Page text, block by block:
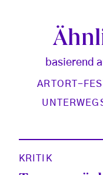
basierend
ARTORT-
KRITIK